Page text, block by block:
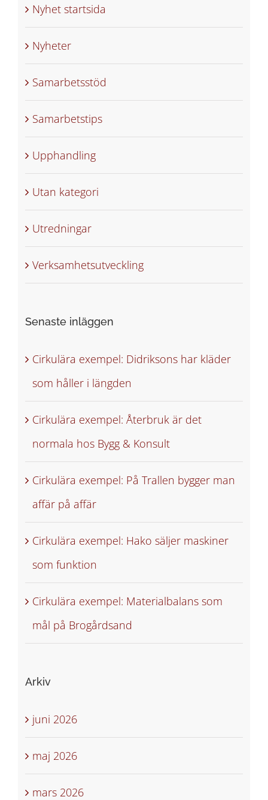
Nyhet startsida
Nyheter
Samarbetsstöd
Samarbetstips
Upphandling
Utan kategori
Utredningar
Verksamhetsutveckling
Senaste inläggen
Cirkulära exempel: Didriksons har kläder
som håller i längden
Cirkulära exempel: Återbruk är det
normala hos Bygg & Konsult
Cirkulära exempel: På Trallen bygger man
affär på affär
Cirkulära exempel: Hako säljer maskiner
som funktion
Cirkulära exempel: Materialbalans som
mål på Brogårdsand
Arkiv
juni 2026
maj 2026
mars 2026